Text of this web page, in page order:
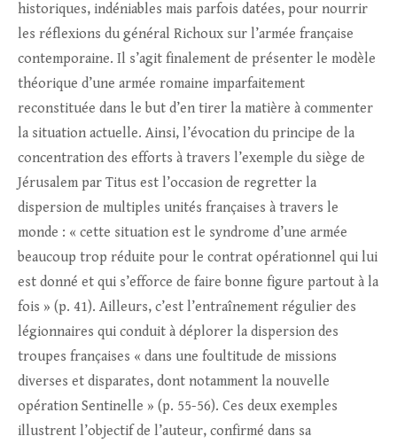
historiques, indéniables mais parfois datées, pour nourrir
les réflexions du général Richoux sur l’armée française
contemporaine. Il s’agit finalement de présenter le modèle
théorique d’une armée romaine imparfaitement
reconstituée dans le but d’en tirer la matière à commenter
la situation actuelle. Ainsi, l’évocation du principe de la
concentration des efforts à travers l’exemple du siège de
Jérusalem par Titus est l’occasion de regretter la
dispersion de multiples unités françaises à travers le
monde : « cette situation est le syndrome d’une armée
beaucoup trop réduite pour le contrat opérationnel qui lui
est donné et qui s’efforce de faire bonne figure partout à la
fois » (p. 41). Ailleurs, c’est l’entraînement régulier des
légionnaires qui conduit à déplorer la dispersion des
troupes françaises « dans une foultitude de missions
diverses et disparates, dont notamment la nouvelle
opération Sentinelle » (p. 55-56). Ces deux exemples
illustrent l’objectif de l’auteur, confirmé dans sa